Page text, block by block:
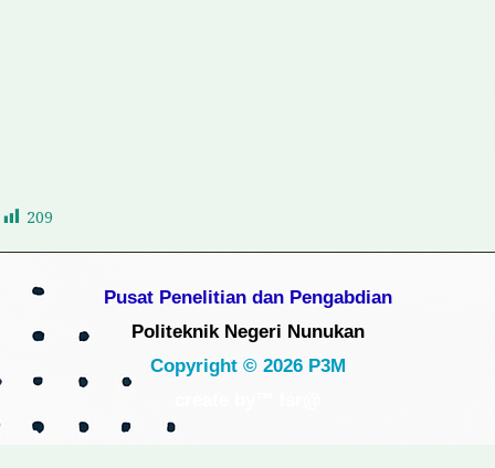
209
Pusat Penelitian dan Pengabdian
Politeknik Negeri Nunukan
Copyright © 2026 P3M